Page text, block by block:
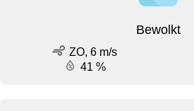
Bewolkt
ZO, 6 m/s
41 %